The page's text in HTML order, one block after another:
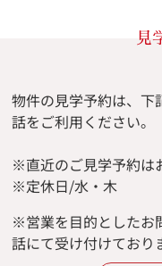
見
物件の見学予約は、下
話をご利用ください。
※直近のご見学予約は
※定休日/水・木
※営業を目的としたお
話にて受け付けており